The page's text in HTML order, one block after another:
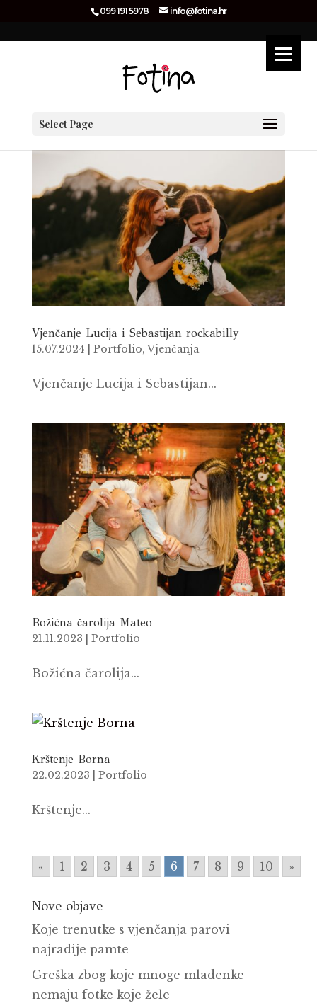
099 191 5978 info@fotina.hr
Select Page
Vjenčanje Lucija i Sebastijan rockabilly
15.07.2024 Portfolio, Vjenčanja
Vjenčanje Lucija i Sebastijan...
Božićna čarolija Mateo
21.11.2023 Portfolio
Božićna čarolija...
Krštenje Borna
22.02.2023 Portfolio
Krštenje...
« 1 2 3 4 5 6 7 8 9 10 »
Nove objave
Koje trenutke s vjenčanja parovi
najradije pamte
Greška zbog koje mnoge mladenke
nemaju fotke koje žele